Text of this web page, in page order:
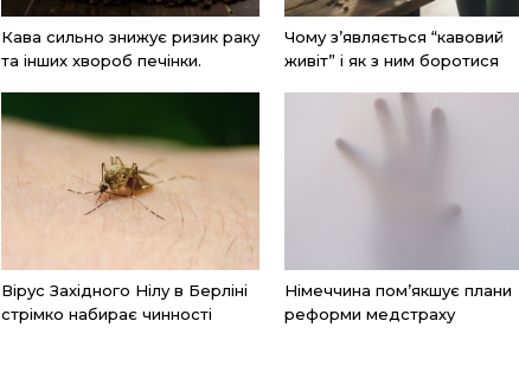
Кава сильно знижує ризик раку
та інших хвороб печінки.
Чому з’являється “кавовий
живіт” і як з ним боротися
Вірус Західного Нілу в Берліні
стрімко набирає чинності
Німеччина пом’якшує плани
реформи медстраху